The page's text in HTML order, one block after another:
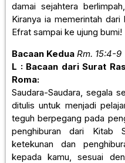
damai sejahtera
Kiranya ia memerintah
Efrat sampai ke ujung bumi!
Bacaan Kedua Rm. 15:4-9
L : Bacaan dari Surat
Roma:
Saudara-Saudara, segala
ditulis untuk menjadi
teguh berpegang pada
penghiburan dari Kitab
ketekunan dan
kepada kamu, sesuai